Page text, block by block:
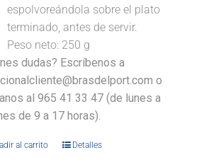
espolvoreándola sobre el plato
terminado, antes de servir.
Peso neto: 250 g
dudas? Escríbenos a
o
al 965 41 33 47 (de lunes a
de 9 a 17 horas).
al carrito Detalles